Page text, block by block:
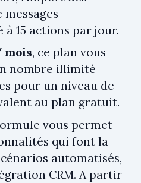
messages
15 actions par jour.
mois, ce plan vous
nombre illimité
pour un niveau de
au plan gratuit.
vous permet
qui font la
automatisés,
CRM. A partir